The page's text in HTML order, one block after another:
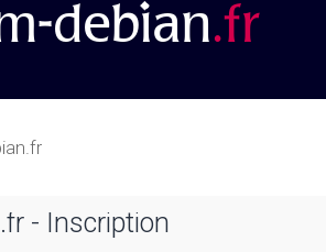
- Inscription